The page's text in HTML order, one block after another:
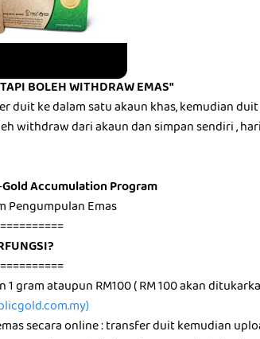
BOLEH WITHDRAW EMAS"
duit ke dalam satu akaun khas, kemudian
withdraw dari akaun dan simpan sendiri ,
Gold Accumulation Program
Pengumpulan Emas
1 gram ataupun RM100 ( RM 100 akan
secara online : transfer duit kemudian